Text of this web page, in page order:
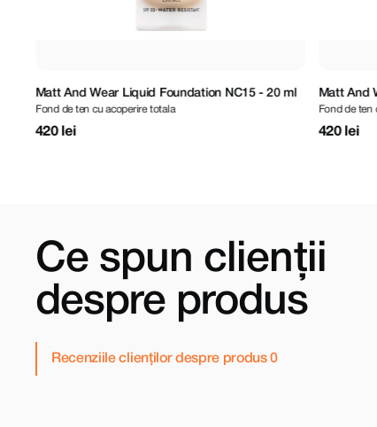
Matt And Wear Liquid Foundation NW15 - 20 ml
Fond de ten cu acoperire totala
420 lei
Matt And
Fond de ten
420 lei
Ce spun clienții
despre produs
Recenziile clienților despre produs